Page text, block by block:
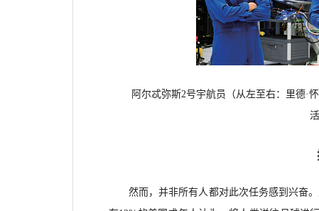
阿尔忒弥斯2号宇航员（从左至右：里德·
然而，并非所有人都对此次任务感到兴奋